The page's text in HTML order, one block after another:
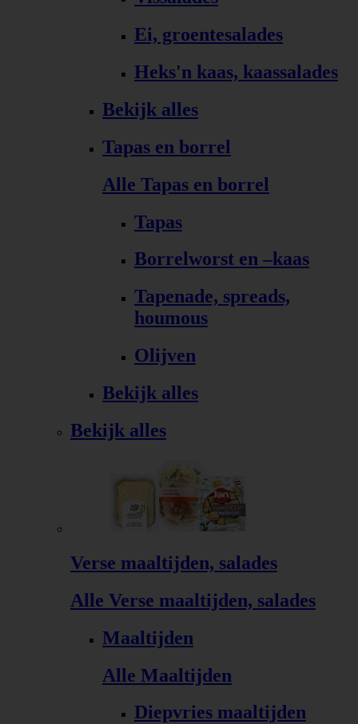
Ei, groentesalades
Heks'n kaas, kaassalades
Bekijk alles
Tapas en borrel
Alle Tapas en borrel
Tapas
Borrelworst en –kaas
Tapenade, spreads,
houmous
Olijven
Bekijk alles
Bekijk alles
Verse maaltijden, salades
Alle Verse maaltijden, salades
Maaltijden
Alle Maaltijden
Diepvries maaltijden